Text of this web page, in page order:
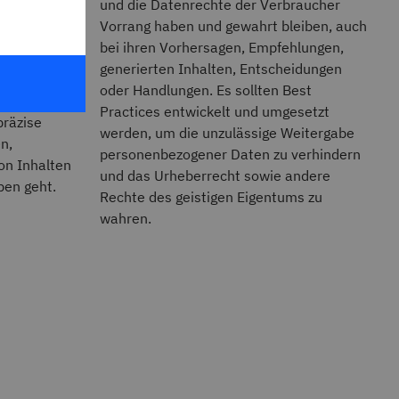
KI-
Inhalten
geht.
und die Datenrechte der Verbraucher
Vorrang haben und gewahrt bleiben, auch
bei ihren Vorhersagen, Empfehlungen,
generierten Inhalten, Entscheidungen
oder Handlungen. Es sollten Best
Practices entwickelt und umgesetzt
werden, um die unzulässige Weitergabe
personenbezogener Daten zu verhindern
und das Urheberrecht sowie andere
Rechte des geistigen Eigentums zu
wahren.